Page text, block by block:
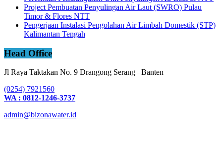
Project Pembuatan Penyulingan Air Laut (SWRO) Pulau
Timor & Flores NTT
Pengerjaan Instalasi Pengolahan Air Limbah Domestik (STP)
Kalimantan Tengah
Head Office
Jl Raya Taktakan No. 9 Drangong Serang –Banten
(0254) 7921560
WA : 0812-1246-3737
admin@bizonawater.id